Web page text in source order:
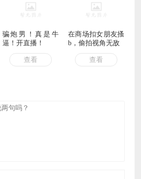
骗炮男！真是牛
逼！开直播！
查看
在商场扣女朋友搔
b，偷拍视角无敌
查看